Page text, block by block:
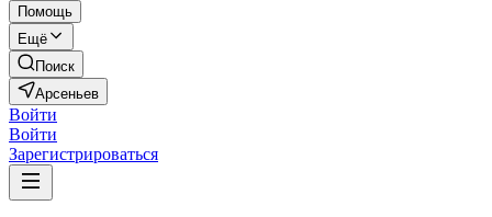
Помощь
Ещё
Поиск
Арсеньев
Войти
Войти
Зарегистрироваться